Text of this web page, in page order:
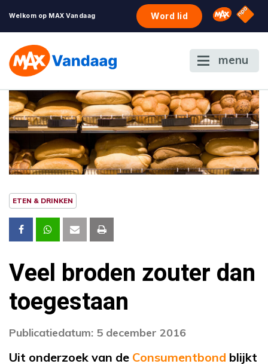
Welkom op MAX Vandaag Word lid Omroep
NPO
menu
ETEN & DRINKEN
Veel broden zouter dan
toegestaan
Publicatiedatum: 5 december 2016
Uit onderzoek van de Consumentbond blijkt